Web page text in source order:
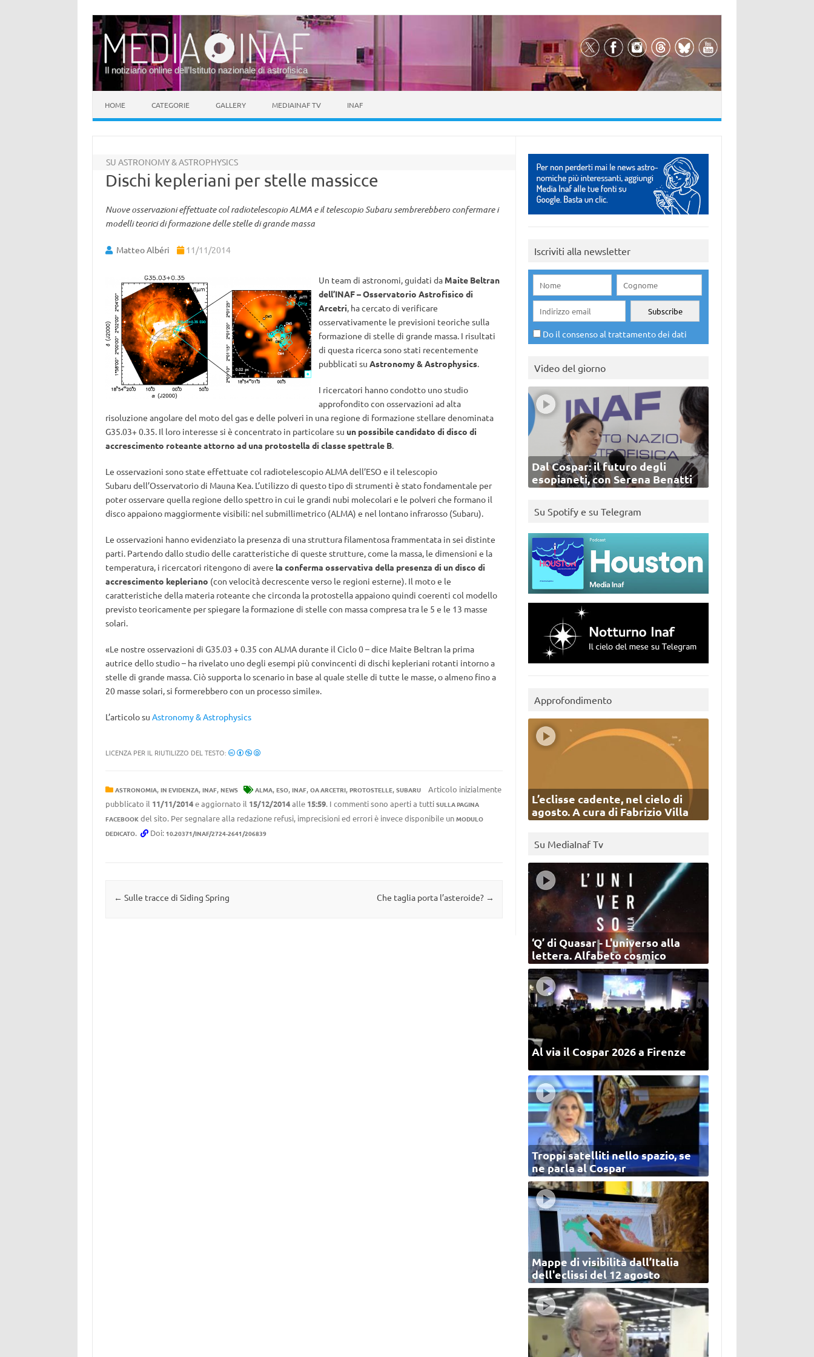
Il notiziario online dell’Istituto nazionale di astrofisica
HOME CATEGORIE GALLERY MEDIAINAF TV INAF
SU ASTRONOMY & ASTROPHYSICS
Dischi kepleriani per stelle massicce
Nuove osservazioni effettuate col radiotelescopio ALMA e il telescopio Subaru sembrerebbero confermare i
modelli teorici di formazione delle stelle di grande massa
Matteo Albéri 11/11/2014
Un team di astronomi, guidati da Maite Beltran
dell’INAF – Osservatorio Astrofisico di
Arcetri, ha cercato di verificare
osservativamente le previsioni teoriche sulla
formazione di stelle di grande massa. I risultati
di questa ricerca sono stati recentemente
pubblicati su Astronomy & Astrophysics.
I ricercatori hanno condotto uno studio
approfondito con osservazioni ad alta
risoluzione angolare del moto del gas e delle polveri in una regione di formazione stellare denominata
G35.03+ 0.35. Il loro interesse si è concentrato in particolare su un possibile candidato di disco di
accrescimento roteante attorno ad una protostella di classe spettrale B.
Le osservazioni sono state effettuate col radiotelescopio ALMA dell’ESO e il telescopio
Subaru dell’Osservatorio di Mauna Kea. L’utilizzo di questo tipo di strumenti è stato fondamentale per
poter osservare quella regione dello spettro in cui le grandi nubi molecolari e le polveri che formano il
disco appaiono maggiormente visibili: nel submillimetrico (ALMA) e nel lontano infrarosso (Subaru).
Le osservazioni hanno evidenziato la presenza di una struttura filamentosa frammentata in sei distinte
parti. Partendo dallo studio delle caratteristiche di queste strutture, come la massa, le dimensioni e la
temperatura, i ricercatori ritengono di avere la conferma osservativa della presenza di un disco di
accrescimento kepleriano (con velocità decrescente verso le regioni esterne). Il moto e le
caratteristiche della materia roteante che circonda la protostella appaiono quindi coerenti col modello
previsto teoricamente per spiegare la formazione di stelle con massa compresa tra le 5 e le 13 masse
solari.
«Le nostre osservazioni di G35.03 + 0.35 con ALMA durante il Ciclo 0 – dice Maite Beltran la prima
autrice dello studio – ha rivelato uno degli esempi più convincenti di dischi kepleriani rotanti intorno a
stelle di grande massa. Ciò supporta lo scenario in base al quale stelle di tutte le masse, o almeno fino a
20 masse solari, si formerebbero con un processo simile».
L’articolo su Astronomy & Astrophysics
LICENZA PER IL RIUTILIZZO DEL TESTO:
ASTRONOMIA, IN EVIDENZA, INAF, NEWS ALMA, ESO, INAF, OA ARCETRI, PROTOSTELLE, SUBARU
Articolo inizialmente
pubblicato il 11/11/2014e aggiornato il 15/12/2014alle 15:59. I commenti sono aperti a tutti SULLA PAGINA
FACEBOOKdel sito. Per segnalare alla redazione refusi, imprecisioni ed errori è invece disponibile un MODULO
DEDICATO. Doi: 10.20371/INAF/2724-2641/206839
Navigazione articolo
← Sulle tracce di Siding Spring Che taglia porta l’asteroide? →
Iscriviti alla newsletter
Do il consenso al trattamento dei dati
Video del giorno
Dal Cospar: il futuro degli
esopianeti, con Serena Benatti
Su Spotify e su Telegram
Approfondimento
L’eclisse cadente, nel cielo di
agosto. A cura di Fabrizio Villa
Su MediaInaf Tv
‘Q’ di Quasar - L'universo alla
lettera. Alfabeto cosmico
Al via il Cospar 2026 a Firenze
Troppi satelliti nello spazio, se
ne parla al Cospar
Mappe di visibilità dall’Italia
dell'eclissi del 12 agosto